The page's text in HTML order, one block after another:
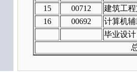
15
00712
建筑工
16
00692
计算机
毕业设